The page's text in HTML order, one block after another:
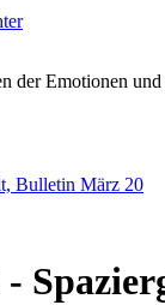
Emotionen
Bulletin März 20